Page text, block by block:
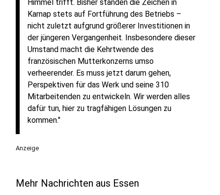
Himmel trifft. Bisher standen die Zeichen in
Karnap stets auf Fortführung des Betriebs –
nicht zuletzt aufgrund größerer Investitionen in
der jüngeren Vergangenheit. Insbesondere dieser
Umstand macht die Kehrtwende des
französischen Mutterkonzerns umso
verheerender. Es muss jetzt darum gehen,
Perspektiven für das Werk und seine 310
Mitarbeitenden zu entwickeln. Wir werden alles
dafür tun, hier zu tragfähigen Lösungen zu
kommen."
Anzeige
Mehr Nachrichten aus Essen